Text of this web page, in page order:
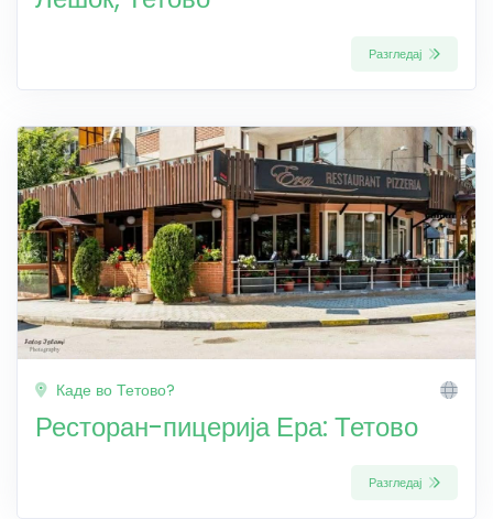
Разгледај
Каде во Тетово?
Ресторан-пицерија Ера: Тетово
Разгледај